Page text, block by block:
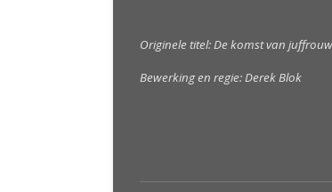
Originele titel: De komst van
Bewerking en regie: Derek Blok